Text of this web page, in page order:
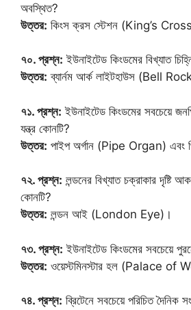
অবস্থিত?
উত্তর: কিংস ক্রস স্টেশন (King’s
৭০. প্রশ্ন: ইউনাইটেড কিংডমের বিখ্যাত
উত্তর: ব্যার্নম আর্ক লাইটহাউস (Bell
৭১. প্রশ্ন: ইউনাইটেড কিংডমের সবচেয়ে
যন্ত্র কোনটি?
উত্তর: পাইপ অর্গান (Pipe Organ) এবং
৭২. প্রশ্ন: লন্ডনের বিখ্যাত চক্রাকার দৃষ্টি
কোনটি?
উত্তর: লন্ডন আই (London Eye)।
৭৩. প্রশ্ন: ইউনাইটেড কিংডমের সবচেয়ে
উত্তর: ওয়েস্টমিনস্টার হল (Palace of
৭৪. প্রশ্ন: ব্রিটেনে সবচেয়ে পরিচিত দৈনিক